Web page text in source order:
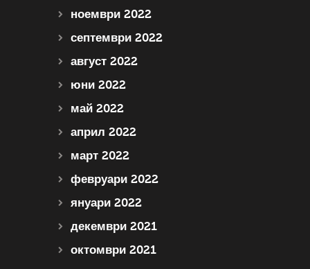
ноември 2022
септември 2022
август 2022
юни 2022
май 2022
април 2022
март 2022
февруари 2022
януари 2022
декември 2021
октомври 2021